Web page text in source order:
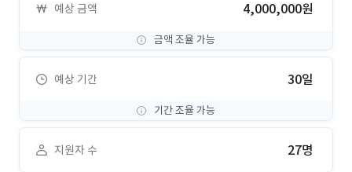
예상 금액 4,000,000원
금액 조율 가능
예상 기간 30일
기간 조율 가능
지원자 수 27명